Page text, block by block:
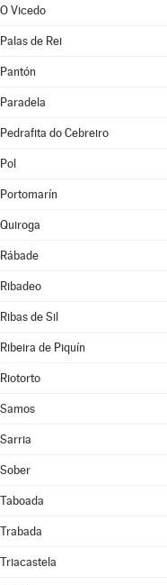
O Vicedo
Palas de Rei
Pantón
Paradela
Pedrafita do Cebreiro
Pol
Portomarín
Quiroga
Rábade
Ribadeo
Ribas de Sil
Ribeira de Piquín
Riotorto
Samos
Sarria
Sober
Taboada
Trabada
Triacastela